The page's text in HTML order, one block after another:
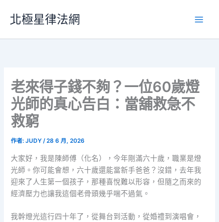
要
北極星律法網
老來得子錢不夠？一位60歲燈
光師的真心告白：當舖救急不
救窮
作者:JUDY/28 6 月, 2026
大家好，我是陳師傅（化名），今年剛滿六十歲，職業是燈
光師。你可能會想，六十歲還能當新手爸爸？沒錯，去年我
迎來了人生第一個孩子，那種喜悅難以形容，但隨之而來的
經濟壓力也讓我這個老骨頭幾乎喘不過氣。
我幹燈光這行四十年了，從舞台到活動，從婚禮到演唱會，